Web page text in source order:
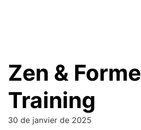
Zen & Forme
Training
30 de janvier de 2025